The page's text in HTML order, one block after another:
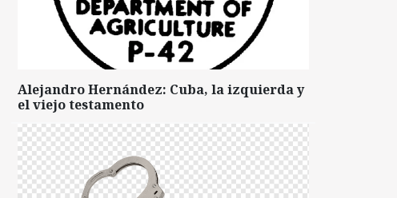
Alejandro Hernández: Cuba, la izquierda y
el viejo testamento